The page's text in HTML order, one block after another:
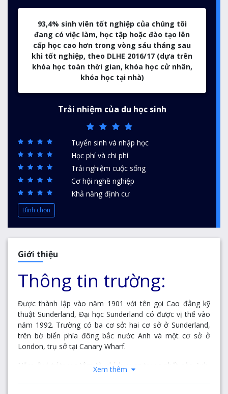
93,4% sinh viên tốt nghiệp của chúng tôi
đang có việc làm, học tập hoặc đào tạo lên
cấp học cao hơn trong vòng sáu tháng sau
khi tốt nghiệp, theo DLHE 2016/17 (dựa trên
khóa học toàn thời gian, khóa học cử nhân,
khóa học tại nhà)
Trải nhiệm của du học sinh
Tuyển sinh và nhập học
Học phí và chi phí
Trải nghiệm cuộc sống
Cơ hội nghề nghiệp
Khả năng định cư
Bình chọn
Giới thiệu
Thông tin trường:
Được thành lập vào năm 1901 với tên gọi Cao đẳng kỹ
thuật Sunderland, Đại học Sunderland có được vị thế vào
năm 1992. Trường có ba cơ sở: hai cơ sở ở Sunderland,
trên bờ biển phía đông bắc nước Anh và một cơ sở ở
London, trụ sở tại Canary Wharf.
Nằm ở vị trí trung tâm tài chính quan trọng nhất của Anh,
doanh, du lịch và điều dưỡng. Năm 2017, Trường đã mở
Xem thêm